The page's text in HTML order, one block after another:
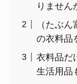
りません
（たぶ
の衣料品
衣料品だ
生活用品